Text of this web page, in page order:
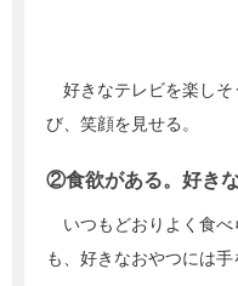
好きなテレビを楽しそ
び、笑顔を見せる。
②食欲がある。好き
いつもどおりよく食べ
も、好きなおやつには手